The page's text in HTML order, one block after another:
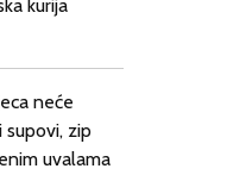
kurija
neće
zip
uvalama